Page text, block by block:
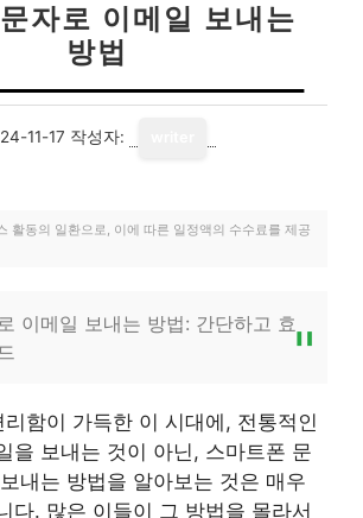
자로 이메일 보내는
방법
11-17 작성자:
활동의 일환으로, 이에 따른 일정액의 수수료를 제공
이메일 보내는 방법: 간단하고 효
함이 가득한 이 시대에, 전통적인
을 보내는 것이 아닌, 스마트폰 문
내는 방법을 알아보는 것은 매우
다. 많은 이들이 그 방법을 몰라서